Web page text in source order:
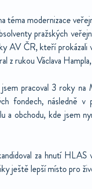
téma modernizace
pražských
AV ČR, kteří
z rukou Václava
pracoval 3 roky
fondech, následně
a obchodu, kde jsem
za hnutí HLAS
ještě lepší místo pro